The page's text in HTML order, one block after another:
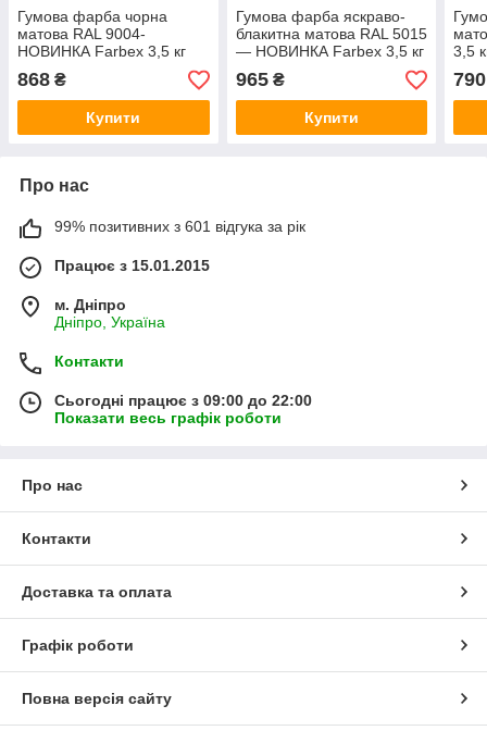
Гумова фарба чорна
матова RAL 9004-
НОВИНКА Farbex 3,5 кг
868 ₴
Купити
Гумова фарба яскраво-
блакитна матова RAL 5015
— НОВИНКА Farbex 3,5 кг
965₴
Купити
3,5
790
Про нас
99% позитивних з 601 відгука за рік
Працює з 15.01.2015
м. Дніпро
Дніпро, Україна
Контакти
Сьогодні працює з 09:00 до 22:00
Показати весь графік роботи
Про нас
Контакти
Доставка та оплата
Графік роботи
Повна версія сайту